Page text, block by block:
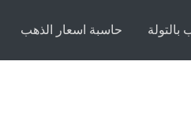
بالتولة حاسبة اسعار الذهب